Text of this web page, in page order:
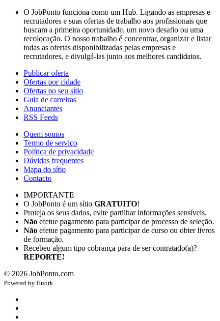
O JobPonto funciona como um Hub. Ligando as empresas e
recrutadores e suas ofertas de trabalho aos profissionais que
buscam a primeira oportunidade, um novo desafio ou uma
recolocação. O nosso trabalho é concentrar, organizar e listar
todas as ofertas disponibilizadas pelas empresas e
recrutadores, e divulgá-las junto aos melhores candidatos.
Publicar oferta
Ofertas por cidade
Ofertas no seu sítio
Guia de carreiras
Anunciantes
RSS Feeds
Quem somos
Termo de serviço
Política de privacidade
Dúvidas frequentes
Mapa do sítio
Contacto
IMPORTANTE
O JobPonto é um sítio GRATUITO!
Proteja os seus dados, evite partilhar informações sensíveis.
Não efetue pagamento para participar de processo de seleção.
Não efetue pagamento para participar de curso ou obter livros
de formação.
Recebeu algum tipo cobrança para de ser contratado(a)?
REPORTE!
© 2026 JobPonto.com
Powered by Huork